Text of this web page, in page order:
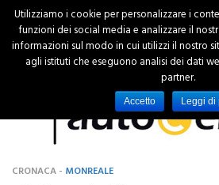
CRONACA - MONREALE
Utilizziamo i cookie per personalizzare i
funzioni dei social media e analizzare il
informazioni sul modo in cui utilizzi il nostro
agli istituti che eseguono analisi dei dati
partner.
Accetto Leggi di